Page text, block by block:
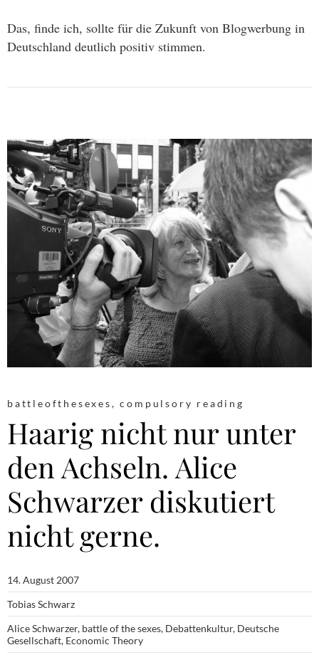
Das, finde ich, sollte für die Zukunft von Blogwerbung in
Deutschland deutlich positiv stimmen.
battleofthesexes,compulsory reading
Haarig nicht nur unter
den Achseln. Alice
Schwarzer diskutiert
nicht gerne.
14. August 2007
Tobias Schwarz
Alice Schwarzer, battle of the sexes, Debattenkultur, Deutsche
Gesellschaft, Economic Theory